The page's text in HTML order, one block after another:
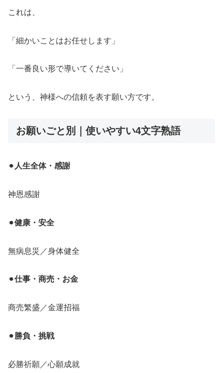
これは、
「細かいことはお任せします」
「一番良い形で導いてください」
という、神様への信頼を表す願い方です。
お願いごと別｜使いやすい4文字熟語
⚫︎ 人生全体・感謝
神恩感謝
⚫︎健康・安全
無病息災／身体健全
⚫︎仕事・商売・お金
商売繁盛／金運招福
⚫︎勝負・挑戦
必勝祈願／心願成就